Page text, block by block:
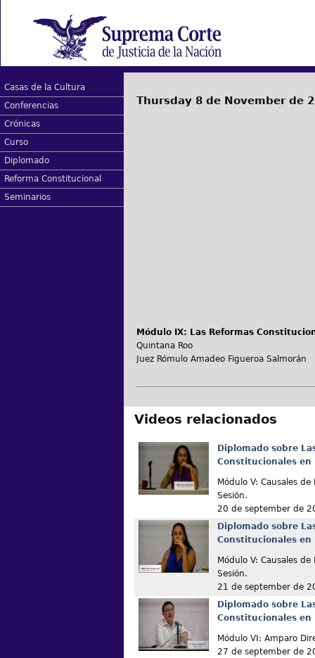
Casas de la Cultura
Conferencias
Crónicas
Curso
Diplomado
Reforma Constitucional
Seminarios
Thursday 8 de November de
Módulo IX: Las Reformas
Quintana Roo
Juez Rómulo Amadeo Figueroa Salmorán
Videos relacionados
Diplomado sobre
Constitucionales en
Módulo V: Causales
Sesión.
20 de september de
Diplomado sobre
Constitucionales en
Módulo V: Causales
Sesión.
21 de september de
Diplomado sobre
Constitucionales en
Módulo VI: Amparo
27 de september de